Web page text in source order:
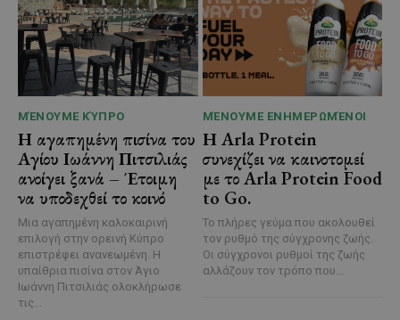
ΜΈΝΟΥΜΕ ΚΎΠΡΟ
Η αγαπημένη πισίνα του
Αγίου Ιωάννη Πιτσιλιάς
ανοίγει ξανά – Έτοιμη
να υποδεχθεί το κοινό
Μια αγαπημένη καλοκαιρινή
επιλογή στην ορεινή Κύπρο
επιστρέφει ανανεωμένη. Η
υπαίθρια πισίνα στον Άγιο
Ιωάννη Πιτσιλιάς ολοκλήρωσε
τις...
ΜΈΝΟΥΜΕ ΕΝΗΜΕΡΩΜΈΝΟΙ
Η Arla Protein
συνεχίζει να καινοτομεί
με το Arla Protein Food
to Go.
Το πλήρες γεύμα που ακολουθεί
τον ρυθμό της σύγχρονης ζωής.
Οι σύγχρονοι ρυθμοί της ζωής
αλλάζουν τον τρόπο που...